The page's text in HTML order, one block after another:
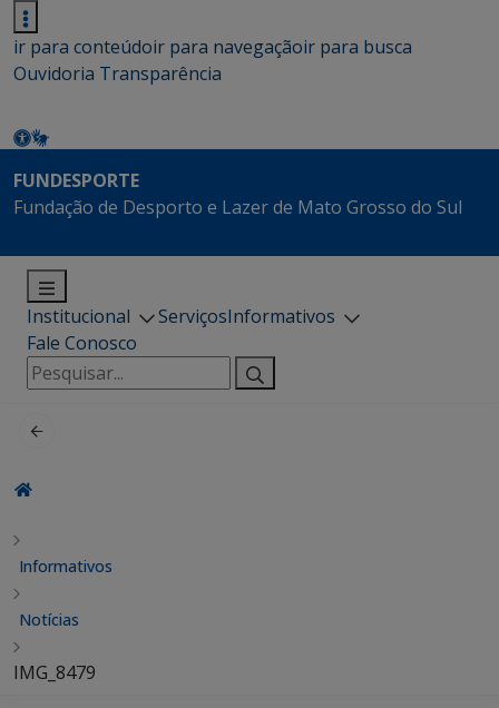
ir para conteúdoir para navegaçãoir para busca
Ouvidoria Transparência
FUNDESPORTE
Fundação de Desporto e Lazer de Mato Grosso do Sul
Institucional ServiçosInformativos
Fale Conosco
Pesquisar
por:
Informativos
Notícias
IMG_8479